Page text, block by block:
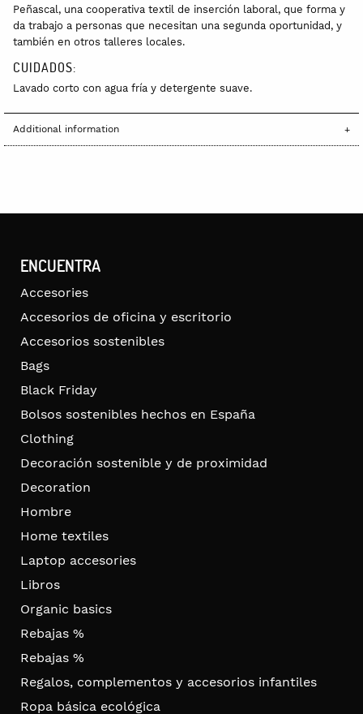
Peñascal, una cooperativa textil de inserción laboral, que forma y
da trabajo a personas que necesitan una segunda oportunidad, y
también en otros talleres locales.
CUIDADOS:
Lavado corto con agua fría y detergente suave.
Additional information
ENCUENTRA
Accesories
Accesorios de oficina y escritorio
Accesorios sostenibles
Bags
Black Friday
Bolsos sostenibles hechos en España
Clothing
Decoración sostenible y de proximidad
Decoration
Hombre
Home textiles
Laptop accesories
Libros
Organic basics
Rebajas %
Rebajas %
Regalos, complementos y accesorios infantiles
Ropa básica ecológica